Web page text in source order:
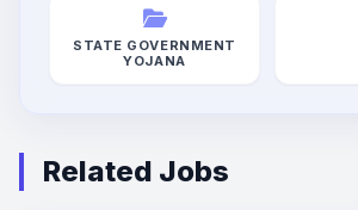
STATE GOVERNMENT
YOJANA
Related Jobs